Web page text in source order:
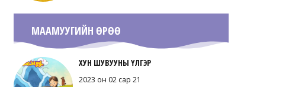
МААМУУГИЙН ӨРӨӨ
ХУН ШУВУУНЫ ҮЛГЭР
2023 он 02 сар 21